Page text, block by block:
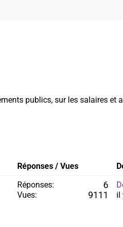
publics, sur les salaires et
Réponses / Vues
Réponses: 6
Vues: 9111
il